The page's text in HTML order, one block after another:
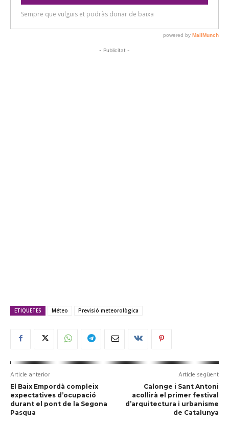
- Publicitat -
ETIQUETES Méteo Previsió meteorològica
Article anterior
El Baix Empordà compleix
expectatives d’ocupació
durant el pont de la Segona
Pasqua
Article següent
Calonge i Sant Antoni
acollirà el primer festival
d’arquitectura i urbanisme
de Catalunya